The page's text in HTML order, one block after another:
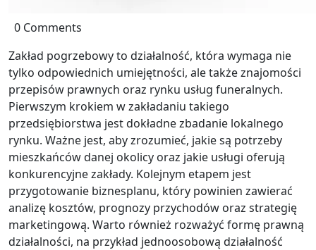
0 Comments
Zakład pogrzebowy to działalność, która wymaga nie
tylko odpowiednich umiejętności, ale także znajomości
przepisów prawnych oraz rynku usług funeralnych.
Pierwszym krokiem w zakładaniu takiego
przedsiębiorstwa jest dokładne zbadanie lokalnego
rynku. Ważne jest, aby zrozumieć, jakie są potrzeby
mieszkańców danej okolicy oraz jakie usługi oferują
konkurencyjne zakłady. Kolejnym etapem jest
przygotowanie biznesplanu, który powinien zawierać
analizę kosztów, prognozy przychodów oraz strategię
marketingową. Warto również rozważyć formę prawną
działalności, na przykład jednoosobową działalność